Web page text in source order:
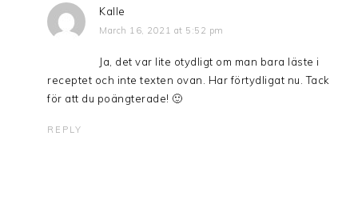
Kalle
March 16, 2021 at 5:52 pm
Ja, det var lite otydligt om man bara läste i
receptet och inte texten ovan. Har förtydligat nu. Tack
för att du poängterade! 🙂
REPLY